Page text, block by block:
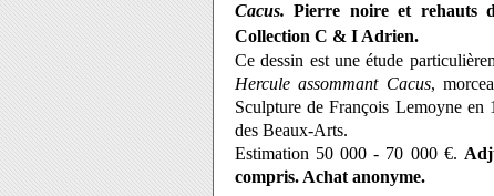
Cacus.Pierre noire et rehauts
Collection C & I Adrien.
Ce dessin est une étude
Hercule assommant Cacus,
Sculpture de François Lemoyne en
des Beaux-Arts.
Estimation 50 000 - 70 000 €.
compris. Achat anonyme.